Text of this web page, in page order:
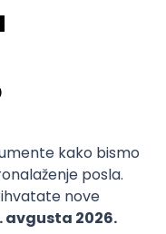
samostalni
oktobra.
je da
stranice.
RSD koja se